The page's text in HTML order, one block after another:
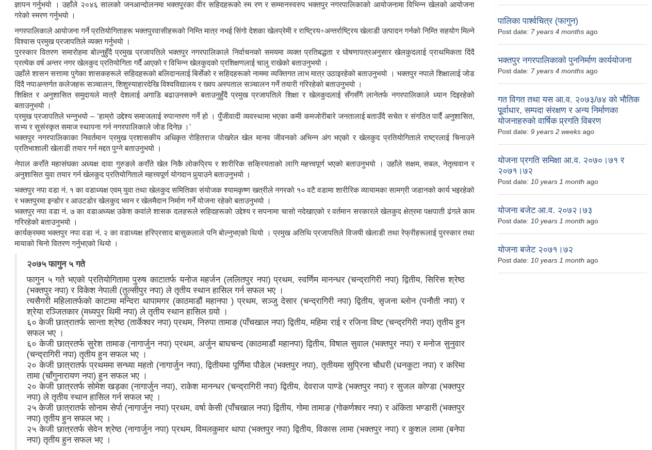
ज्ञापन गर्नुभयो । उहाँले २०४६ सालको जनआन्दोलनमा भक्तपुरका वीर सहिदहरूको स्म रण र सम्मानस्वरुप भक्तपुर नगरपालिकाको आयोजनामा विभिन्न खेलको आयोजना
गरेको स्मरण गर्नुभयो ।
नगरपालिकाले आयोजना गर्ने प्रतियोगिताहरू भक्तपुरवासीहरूको निम्ति मात्र नभई सिंगो देशका खेलप्रेमी र राष्ट्रिय÷अन्तर्राष्ट्रिय खेलाडी उत्पादन गर्नको निम्ति सहयोग मिल्ने
विश्वास प्रमुख प्रजापतिले व्यक्त गर्नुभयो ।
पुरस्कार वितरण समारोहमा बोल्नुहुँदै प्रमुख प्रजापतिले भक्तपुर नगरपालिकाले निर्वाचनको समयमा व्यक्त प्रतिबद्धता र घोषणापत्रअनुसार खेलकुदलाई प्राथमिकता दिंदै
प्रत्येक वर्ष अन्तर नगर खेलकुद प्रतियोगिता गर्दै आएको र विभिन्न खेलकुदको प्रशिक्षणलाई चालु राखेको बताउनुभयो ।
उहाँले शासन सत्तामा पुगेका शासकहरूले सहिदहरूको बलिदानलाई बिर्सेको र सहिदहरूको नाममा व्यक्तिगत लाभ मात्र उठाइरहेको बताउनुभयो । भक्तपुर नपाले शिक्षालाई जोड
दिंदै नपाअन्तर्गत कलेजहरू सञ्चालन, शिशुस्याहारदेखि विश्वविद्यालय र ख्वप अस्पताल सञ्चालन गर्ने तयारी गरिरहेको बताउनुभयो ।
शिक्षित र अनुशासित समुदायले मात्रै देशलाई अगाडि बढाउनसक्ने बताउनुहुँदै प्रमुख प्रजापतिले शिक्षा र खेलकुदलाई सँगसँगै लानेतर्फ नगरपालिकाले ध्यान दिइरहेको
बताउनुभयो ।
प्रमुख प्रजापतिले भन्नुभयो – ‘हाम्रो उद्देश्य समाजलाई रुपान्तरण गर्ने हो । पुँजीवादी व्यवस्थामा भएका कमी कमजोरीबारे जनतालाई बताउँदै सचेत र संगठित पार्दै अनुशासित,
सभ्य र सुसंस्कृत समाज स्थापना गर्न नगरपालिकाले जोड दिनेछ ।’
भक्तपुर नगरपालिकाका निवर्तमान प्रमुख प्रशासकीय अधिकृत रोहितराज पोखरेल खेल मानव जीवनको अभिन्न अंग भएको र खेलकुद प्रतियोगिताले राष्ट्रलाई चिनाउने
प्रतिभाशाली खेलाडी तयार गर्न मद्दत पुग्ने बताउनुभयो ।
नेपाल कराँते महासंघका अध्यक्ष दावा गुरुङले कराँते खेल निकै लोकप्रिय र शारीरिक सक्रियताको लागि महत्त्वपूर्ण भएको बताउनुभयो । उहाँले सक्षम, सबल, नेतृत्ववान र
अनुशासित युवा तयार गर्न खेलकुद प्रतियोगिताले महत्त्वपूर्ण योगदान पुर्‍याउने बताउनुभयो ।
भक्तपुर नपा वडा नं. १ का वडाध्यक्ष एवम् युवा तथा खेलकुद समितिका संयोजक श्यामकृष्ण खत्रीले नगरको १० वटै वडामा शारीरिक व्यायामका सामग्री जडानको कार्य भइरहेको
र भक्तपुरमा इन्डोर र आउटडोर खेलकुद भवन र खेलमैदान निर्माण गर्ने योजना रहेको बताउनुभयो ।
भक्तपुर नपा वडा नं. ७ का वडाअध्यक्ष उकेश कवांले शासक दलहरूले सहिदहरूको उद्देश्य र सपनामा चासो नदेखाएको र वर्तमान सरकारले खेलकुद क्षेत्रमा पक्षपाती ढंगले काम
गरिरहेको बताउनुभयो ।
कार्यक्रममा भक्तपुर नपा वडा नं. २ का वडाध्यक्ष हरिप्रसाद बासुकलाले पनि बोल्नुभएको थियो । प्रमुख अतिथि प्रजापतिले विजयी खेलाडी तथा रेफ्रीहरूलाई पुरस्कार तथा
मायाको चिनो वितरण गर्नुभएको थियो ।
२०७५ फागुन ५ गते
फागुन ५ गते भएको प्रतियोगितामा पुरुष काटातर्फ यनोज महर्जन (ललितपुर नपा) प्रथम, स्वर्णिम मानन्धर (चन्द्रागिरी नपा) द्वितीय, सिरिस श्रेष्ठ
(भक्तपुर नपा) र विकेश नेपाली (तुल्सीपुर नपा) ले तृतीय स्थान हासिल गर्न सफल भए ।
त्यसैगरी महिलातर्फको काटामा मन्दिरा थापामगर (काठमाडौं महानपा ) प्रथम, सञ्जु देसार (चन्द्रागिरी नपा) द्वितीय, सृजना ब्लोन (पनौती नपा) र
श्रेया रञ्जितकार (मध्यपुर थिमी नपा) ले तृतीय स्थान हासिल गर्‍यो ।
६० केजी छात्रातर्फ सान्ता श्रेष्ठ (तार्केश्वर नपा) प्रथम, निरुपा तामाङ (पाँचखाल नपा) द्वितीय, महिमा राई र रजिना विष्ट (चन्द्रगिरी नपा) तृतीय हुन
सफल भए ।
६० केजी छात्रतर्फ सुरेश तामाङ (नागार्जुन नपा) प्रथम, अर्जुन बाघचन्द (काठमाडौं महानपा) द्वितीय, विषाल सुवाल (भक्तपुर नपा) र मनोज सुनुवार
(चन्द्रागिरी नपा) तृतीय हुन सफल भए ।
२० केजी छात्रातर्फ प्रथममा सन्ध्या महतो (नागार्जुन नपा), द्वितीयमा पूर्णिमा पौडेल (भक्तपुर नपा), तृतीयमा सुप्रिना चौधरी (धनकुटा नपा) र करिमा
तामा (चाँगुनारायण नपा) हुन सफल भए ।
२० केजी छात्रतर्फ सोमेश खड्का (नागार्जुन नपा), राकेश मानन्धर (चन्द्रागिरी नपा) द्वितीय, देवराज पाण्डे (भक्तपुर नपा) र सुजल कोण्डा (भक्तपुर
नपा) ले तृतीय स्थान हासिल गर्न सफल भए ।
२५ केजी छात्रातर्फ सोनाम सेर्पा (नागार्जुन नपा) प्रथम, वर्षा केसी (पाँचखाल नपा) द्वितीय, गोमा तामाङ (गोकर्णश्वर नपा) र अंकिता भण्डारी (भक्तपुर
नपा) तृतीय हुन सफल भए ।
२५ केजी छात्रतर्फ सेवेन श्रेष्ठ (नागार्जुन नपा) प्रथम, विमलकुमार थापा (भक्तपुर नपा) द्वितीय, विकास लामा (भक्तपुर नपा) र कुशल लामा (बनेपा
नपा) तृतीय हुन सफल भए ।
पालिका पार्श्वचित्र (फागुन)
Post date: 7 years 4 months ago
भक्तपुर नगरपालिकाको पुननिर्माण कार्ययोजना
Post date: 7 years 4 months ago
गत विगत तथा यस आ.व. २०७३/७४ को भौतिक
पूूर्वाधार, सम्पदा संरक्षण र अन्य निर्माणका
योजनाहरुको वार्षिक प्र्रगति विबरण
Post date: 9 years 2 weeks ago
योजना प्रगति समिक्षा आ.व. २०७०।७१ र
२०७१।७२
Post date: 10 years 1 month ago
योजना बजेट आ.व. २०७२।७३
Post date: 10 years 1 month ago
योजना बजेट २०७१।७२
Post date: 10 years 1 month ago